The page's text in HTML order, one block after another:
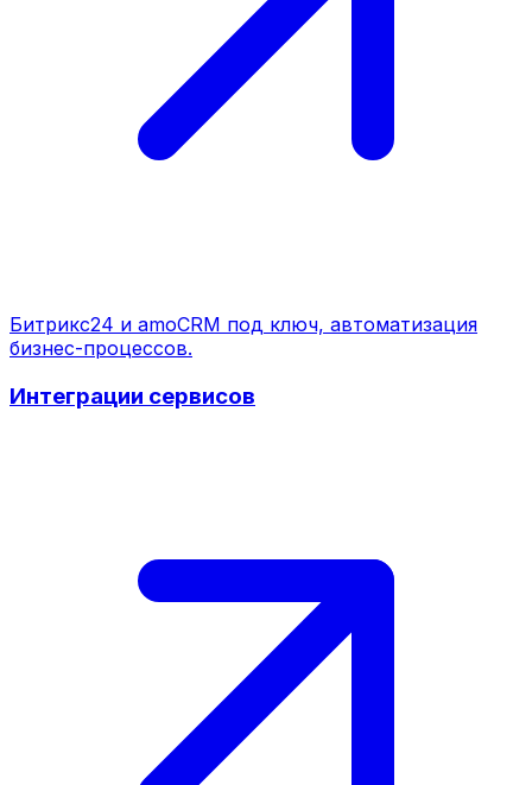
Битрикс24 и amoCRM под ключ, автоматизация
бизнес-процессов.
Интеграции сервисов